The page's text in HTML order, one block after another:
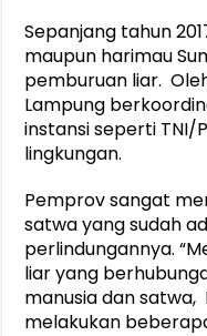
Sepanjang tahun
maupun harimau
pemburuan liar.
Lampung
instansi seperti TNI/
lingkungan.
Pemprov sangat
satwa yang sudah
perlindungannya.
liar yang
manusia dan satwa,
melakukan